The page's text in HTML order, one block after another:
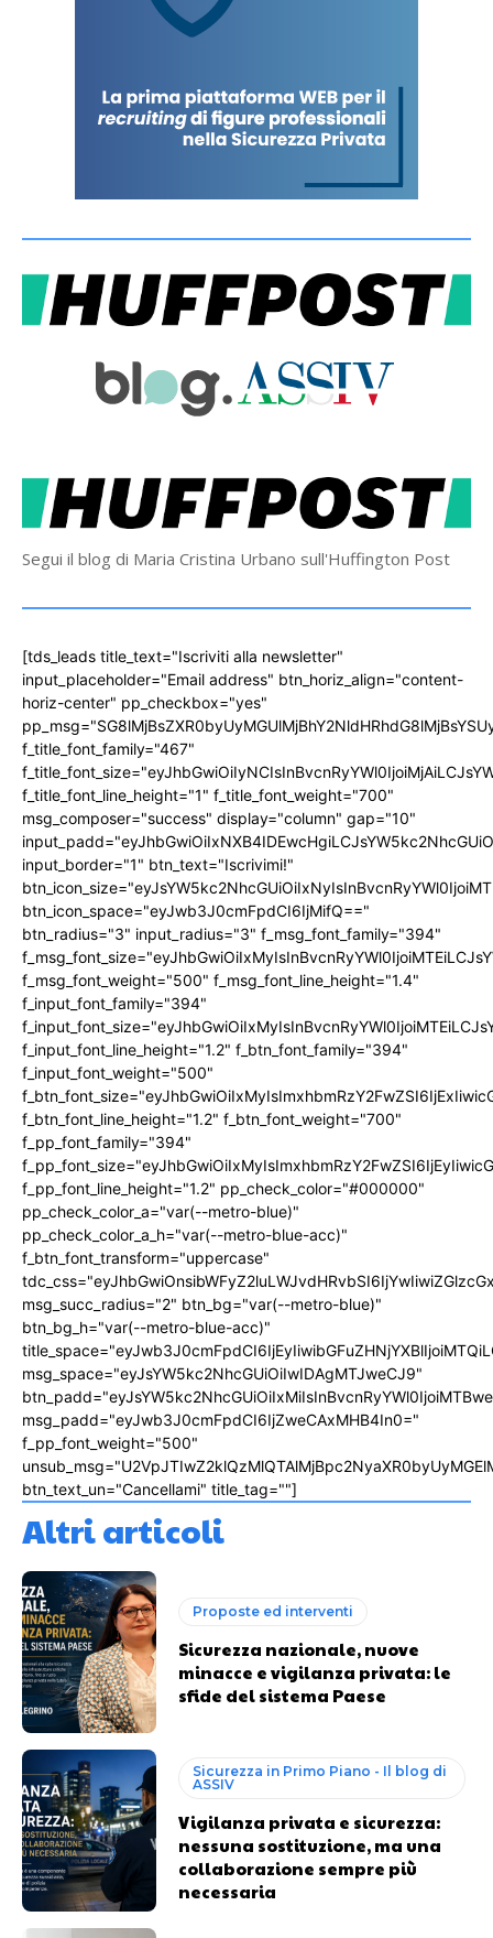
Segui il blog di Maria Cristina Urbano sull'Huffington Post
[tds_leads title_text="Iscriviti alla newsletter"
input_placeholder="Email address" btn_horiz_align="content-
horiz-center" pp_checkbox="yes"
f_title_font_family="467"
f_title_font_line_height="1" f_title_font_weight="700"
msg_composer="success" display="column" gap="10"
input_border="1" btn_text="Iscrivimi!"
btn_icon_space="eyJwb3J0cmFpdCI6IjMifQ=="
btn_radius="3" input_radius="3" f_msg_font_family="394"
f_msg_font_weight="500" f_msg_font_line_height="1.4"
f_input_font_family="394"
f_input_font_line_height="1.2" f_btn_font_family="394"
f_input_font_weight="500"
f_btn_font_line_height="1.2" f_btn_font_weight="700"
f_pp_font_family="394"
f_pp_font_line_height="1.2" pp_check_color="#000000"
pp_check_color_a="var(--metro-blue)"
pp_check_color_a_h="var(--metro-blue-acc)"
f_btn_font_transform="uppercase"
msg_succ_radius="2" btn_bg="var(--metro-blue)"
btn_bg_h="var(--metro-blue-acc)"
msg_space="eyJsYW5kc2NhcGUiOiIwIDAgMTJweCJ9"
msg_padd="eyJwb3J0cmFpdCI6IjZweCAxMHB4In0="
f_pp_font_weight="500"
btn_text_un="Cancellami" title_tag=""]
Altri articoli
Proposte ed interventi
Sicurezza nazionale, nuove
minacce e vigilanza privata: le
sfide del sistema Paese
Sicurezza in Primo Piano - Il blog di
ASSIV
Vigilanza privata e sicurezza:
nessuna sostituzione, ma una
collaborazione sempre più
necessaria